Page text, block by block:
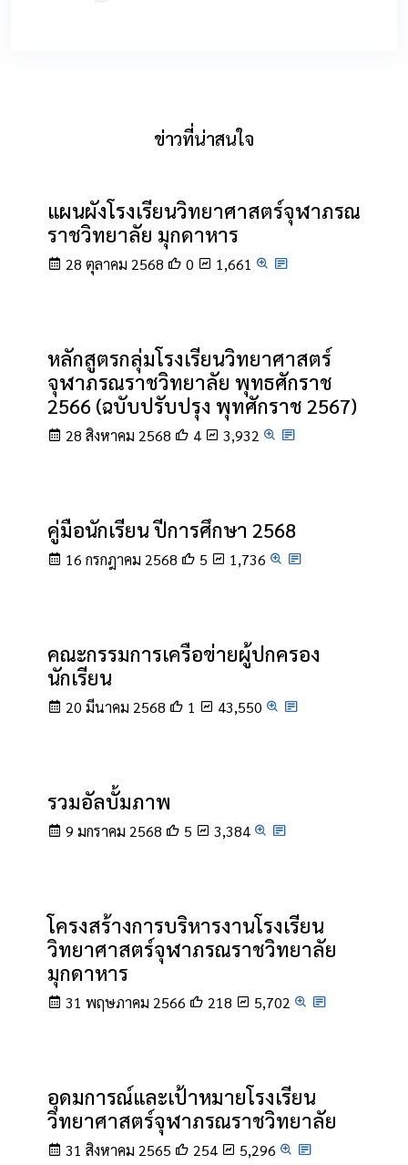
ข่าวที่น่าสนใจ
แผนผังโรงเรียนวิทยาศาสตร์จุฬาภรณ
ราชวิทยาลัย มุกดาหาร
28 ตุลาคม 2568 0 1,661
หลักสูตรกลุ่มโรงเรียนวิทยาศาสตร์
จุฬาภรณราชวิทยาลัย พุทธศักราช
2566 (ฉบับปรับปรุง พุทศักราช 2567)
28 สิงหาคม 2568 4 3,932
คู่มือนักเรียน ปีการศึกษา 2568
16 กรกฎาคม 2568 5 1,736
คณะกรรมการเครือข่ายผู้ปกครอง
นักเรียน
20 มีนาคม 2568 1 43,550
รวมอัลบั้มภาพ
9 มกราคม 2568 5 3,384
โครงสร้างการบริหารงานโรงเรียน
วิทยาศาสตร์จุฬาภรณราชวิทยาลัย
มุกดาหาร
31 พฤษภาคม 2566 218 5,702
อุดมการณ์และเป้าหมายโรงเรียน
วิทยาศาสตร์จุฬาภรณราชวิทยาลัย
31 สิงหาคม 2565 254 5,296